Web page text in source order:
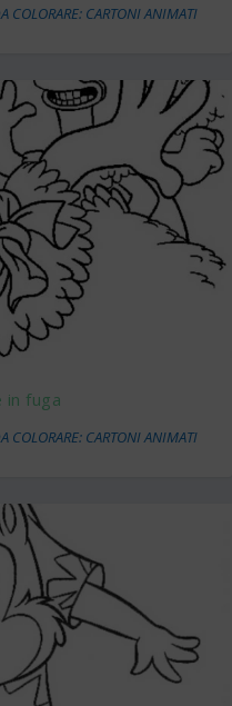
COLORARE: CARTONI ANIMATI
in fuga
COLORARE: CARTONI ANIMATI